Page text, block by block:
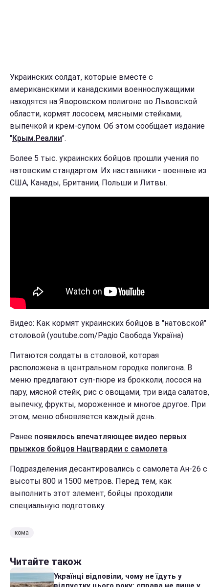
Украинских солдат, которые вместе с
американскими и канадскими военнослужащими
находятся на Яворовском полигоне во Львовской
области, кормят лососем, мясными стейками,
выпечкой и крем-супом. Об этом сообщает издание
"Крым.Реалии".
Более 5 тыс. украинских бойцов прошли учения по
натовским стандартом. Их наставники - военные из
США, Канады, Британии, Польши и Литвы.
Видео: Как кормят украинских бойцов в "натовской"
столовой (youtube.com/Радіо Свобода Україна)
Питаются солдаты в столовой, которая
расположена в центральном городке полигона. В
меню предлагают суп-пюре из брокколи, лосося на
пару, мясной стейк, рис с овощами, три вида салатов,
выпечку, фрукты, мороженное и многое другое. При
этом, меню обновляется каждый день.
Ранее появилось впечатляющее видео первых
прыжков бойцов Нацгвардии с самолета.
Подразделения десантировались с самолета Ан-26 с
высоты 800 и 1500 метров. Перед тем, как
выполнить этот элемент, бойцы проходили
специальную подготовку.
кома
Читайте також
Українці відповіли, чому не їдуть у